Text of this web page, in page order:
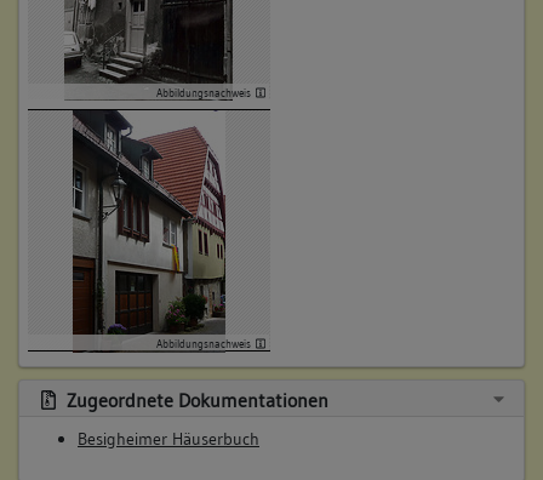
5. Besitzer:in:
(1835 - 1853)
Bemerkung Familie:
Bemerkung Besitz:
kauft
Beschreibung:
Beruf / Amt / Titel:
Weber
Betroffene Gebäudeteile:
keine
6. Besitzer:in:
Abbildungsnachweis
Abbildungsnachweis
Zugeordnete Dokumentationen
Besigheimer Häuserbuch